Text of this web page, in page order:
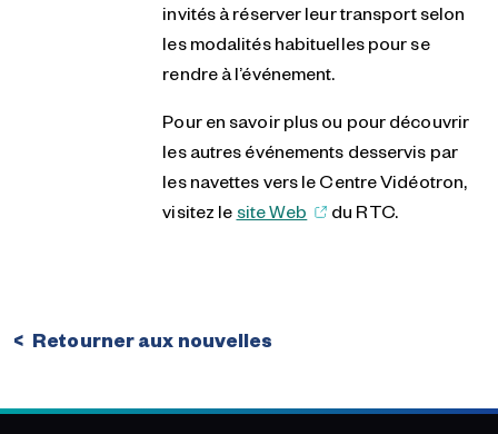
invités à réserver leur transport selon
les modalités habituelles pour se
rendre à l’événement.
Pour en savoir plus ou pour découvrir
les autres événements desservis par
les navettes vers le Centre Vidéotron,
visitez le site Web du RTC.
Retourner aux nouvelles